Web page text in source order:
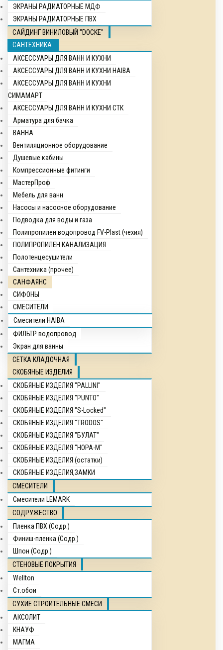
ЭКРАНЫ РАДИАТОРНЫЕ МДФ
ЭКРАНЫ РАДИАТОРНЫЕ ПВХ
САЙДИНГ ВИНИЛОВЫЙ "DOCKE"
САНТЕХНИКА
АКСЕССУАРЫ ДЛЯ ВАНН И КУХНИ
АКСЕССУАРЫ ДЛЯ ВАНН И КУХНИ HAIBA
АКСЕССУАРЫ ДЛЯ ВАНН И КУХНИ
СИМАМАРТ
АКСЕССУАРЫ ДЛЯ ВАНН И КУХНИ СТК
Арматура для бачка
ВАННА
Вентиляционное оборудование
Душевые кабины
Компрессионные фитинги
МастерПроф
Мебель для ванн
Насосы и насосное оборудование
Подводка для воды и газа
Полипропилен водопровод FV-Plast (чехия)
ПОЛИПРОПИЛЕН КАНАЛИЗАЦИЯ
Полотенцесушители
Сантехника (прочее)
САНФАЯНС
СИФОНЫ
СМЕСИТЕЛИ
Смесители HAIBA
ФИЛЬТР водопровод
Экран для ванны
СЕТКА КЛАДОЧНАЯ
СКОБЯНЫЕ ИЗДЕЛИЯ
СКОБЯНЫЕ ИЗДЕЛИЯ "PALLINI"
СКОБЯНЫЕ ИЗДЕЛИЯ "PUNTO"
СКОБЯНЫЕ ИЗДЕЛИЯ "S-Locked"
СКОБЯНЫЕ ИЗДЕЛИЯ "TRODOS"
СКОБЯНЫЕ ИЗДЕЛИЯ "БУЛАТ"
СКОБЯНЫЕ ИЗДЕЛИЯ "НОРА-М"
СКОБЯНЫЕ ИЗДЕЛИЯ (остатки)
СКОБЯНЫЕ ИЗДЕЛИЯ,ЗАМКИ
СМЕСИТЕЛИ
Смесители LEMARK
СОДРУЖЕСТВО
Пленка ПВХ (Содр.)
Финиш-пленка (Содр.)
Шпон (Содр.)
СТЕНОВЫЕ ПОКРЫТИЯ
Wellton
Ст.обои
СУХИЕ СТРОИТЕЛЬНЫЕ СМЕСИ
АКСОЛИТ
КНАУФ
МАГМА